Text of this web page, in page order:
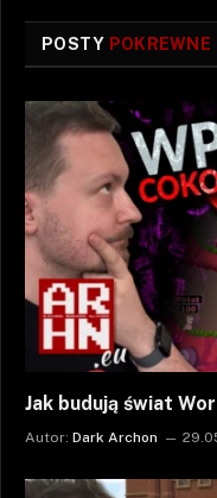
POSTY POKREWNE
Jak budują świat
Autor: Dark Archon